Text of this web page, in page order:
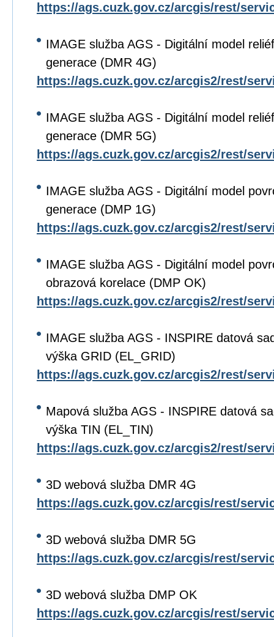
https://ags.cuzk.gov.cz/arcgis/rest/
IMAGE služba AGS - Digitální model
generace (DMR 4G)
https://ags.cuzk.gov.cz/arcgis2/rest/
IMAGE služba AGS - Digitální model
generace (DMR 5G)
https://ags.cuzk.gov.cz/arcgis2/rest/
IMAGE služba AGS - Digitální model
generace (DMP 1G)
https://ags.cuzk.gov.cz/arcgis2/rest/
IMAGE služba AGS - Digitální model
obrazová korelace (DMP OK)
https://ags.cuzk.gov.cz/arcgis2/rest/
IMAGE služba AGS - INSPIRE datová
výška GRID (EL_GRID)
https://ags.cuzk.gov.cz/arcgis2/rest/
Mapová služba AGS - INSPIRE datová
výška TIN (EL_TIN)
https://ags.cuzk.gov.cz/arcgis2/rest/
3D webová služba DMR 4G
https://ags.cuzk.gov.cz/arcgis/rest/
3D webová služba DMR 5G
https://ags.cuzk.gov.cz/arcgis/rest/
3D webová služba DMP OK
https://ags.cuzk.gov.cz/arcgis/rest/